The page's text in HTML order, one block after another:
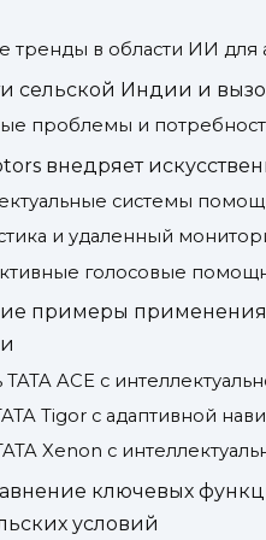
тренды в области ИИ для
сельской Индии и
проблемы и
внедряет
системы
и удаленный
голосовые
примеры применения
ACE с
Tigor с адаптивной
Xenon с
ключевых
условий